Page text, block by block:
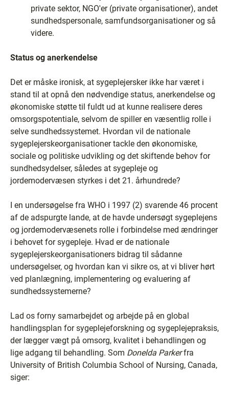
private sektor, NGO'er (private organisationer), andet
sundhedspersonale, samfundsorganisationer og så
videre.
Status og anerkendelse
Det er måske ironisk, at sygeplejersker ikke har været i
stand til at opnå den nødvendige status, anerkendelse og
økonomiske støtte til fuldt ud at kunne realisere deres
omsorgspotentiale, selvom de spiller en væsentlig rolle i
selve sundhedssystemet. Hvordan vil de nationale
sygeplejerskeorganisationer tackle den økonomiske,
sociale og politiske udvikling og det skiftende behov for
sundhedsydelser, således at sygepleje og
jordemodervæsen styrkes i det 21. århundrede?
I en undersøgelse fra WHO i 1997 (2) svarende 46 procent
af de adspurgte lande, at de havde undersøgt sygeplejens
og jordemodervæsenets rolle i forbindelse med ændringer
i behovet for sygepleje. Hvad er de nationale
sygeplejerskeorganisationers bidrag til sådanne
undersøgelser, og hvordan kan vi sikre os, at vi bliver hørt
ved planlægning, implementering og evaluering af
sundhedssystemerne?
Lad os forny samarbejdet og arbejde på en global
handlingsplan for sygeplejeforskning og sygeplejepraksis,
der lægger vægt på omsorg, kvalitet i behandlingen og
lige adgang til behandling. Som Donelda Parkerfra
University of British Columbia School of Nursing, Canada,
siger: